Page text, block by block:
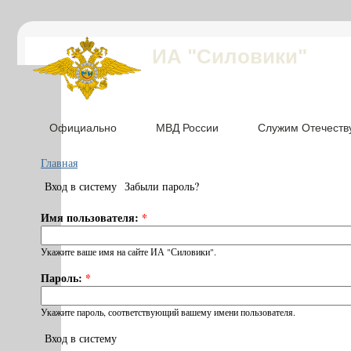
ИА "Силовики"
Официально МВД России Служим
Главная
Вход в систему Забыли пароль?
Имя пользователя: *
Укажите ваше имя на сайте ИА "Силовики".
Пароль: *
Укажите пароль, соответствующий вашему имени пользователя.
Вход в систему